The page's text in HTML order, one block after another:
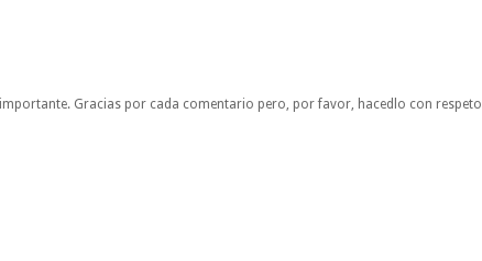
Gracias por cada comentario pero, por favor, hacedlo con respeto